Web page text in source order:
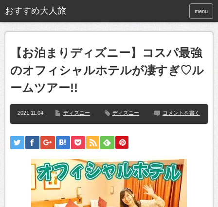
おすすめ大人旅 menu
【お泊まりディズニー】コスパ最強
のオフィシャルホテルが凄すぎ♡ル
ームツアー!!
2021.11.04 ディズニー ディズニー コメントを書く